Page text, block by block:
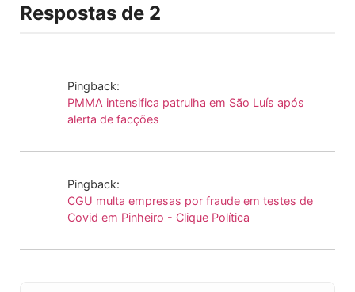
Respostas de 2
Pingback:
PMMA intensifica patrulha em São Luís após
alerta de facções
Pingback:
CGU multa empresas por fraude em testes de
Covid em Pinheiro - Clique Política